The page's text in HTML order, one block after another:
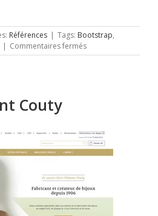
Références | Tags: Bootstrap,
| Commentaires ferméssur
360
Couty